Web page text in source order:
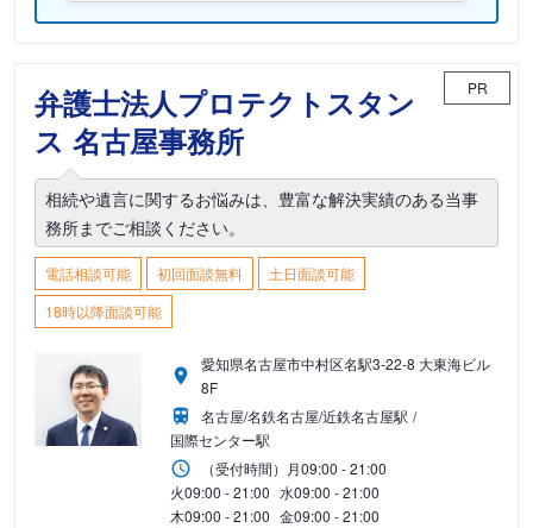
弁護士法人プロテクトスタン
ス 名古屋事務所
PR
相続や遺言に関するお悩みは、豊富な解決実績のある当事
務所までご相談ください。
電話相談可能 初回面談無料
土日面談可能
18時以降面談可能
愛知県名古屋市中村区名駅3-22-8 大東海ビル
8F
名古屋/名鉄名古屋/近鉄名古屋駅
国際センター駅
（受付時間） 月09:00 - 21:00
火09:00 - 21:00 水09:00 - 21:00
木09:00 - 21:00 金09:00 - 21:00